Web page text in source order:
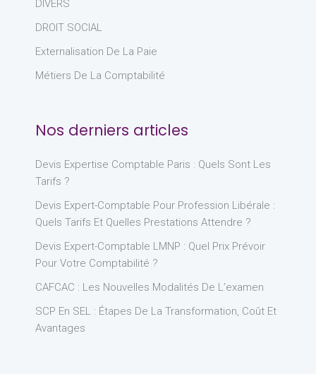
DIVERS
DROIT SOCIAL
Externalisation De La Paie
Métiers De La Comptabilité
Nos derniers articles
Devis Expertise Comptable Paris : Quels Sont Les
Tarifs ?
Devis Expert-Comptable Pour Profession Libérale :
Quels Tarifs Et Quelles Prestations Attendre ?
Devis Expert-Comptable LMNP : Quel Prix Prévoir
Pour Votre Comptabilité ?
CAFCAC : Les Nouvelles Modalités De L’examen
SCP En SEL : Étapes De La Transformation, Coût Et
Avantages